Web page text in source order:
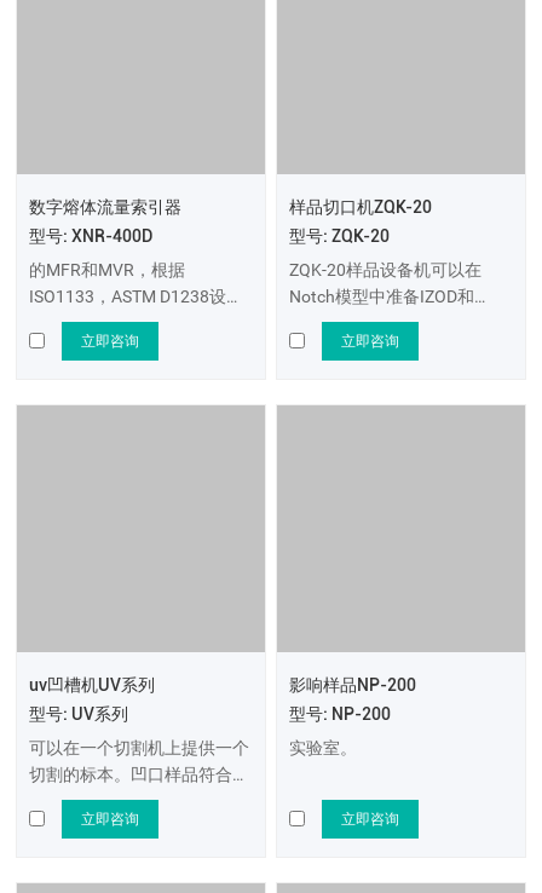
数字熔体流量索引器
型号: XNR-400D
的MFR和MVR，根据
ISO1133，ASTM D1238设计
熔体流量指数。它适合确定热
塑性
立即咨询
样品切口机ZQK-20
型号: ZQK-20
ZQK-20样品设备机可以在
Notch模型中准备IZOD和
Charpy撞击测试样品类型为
A，B和C。其他类型的样品可
度涂纸来散发。
立即咨询
uv凹槽机UV系列
型号: UV系列
可以在一个切割机上提供一个
切割的标本。凹口样品符合
GBT229，ASTM E23和ISO
148的测试标准。
立即咨询
影响样品NP-200
型号: NP-200
实验室。
立即咨询